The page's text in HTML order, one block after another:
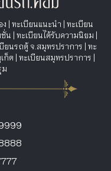
ง | ทะเบียนแนะนำ | ทะเบียน
ชั่น | ทะเบียนได้รับความนิยม |
ยนรถตู้ จ.สมุทรปราการ | ทะ
ก็ต | ทะเบียนสมุทรปราการ |
ม